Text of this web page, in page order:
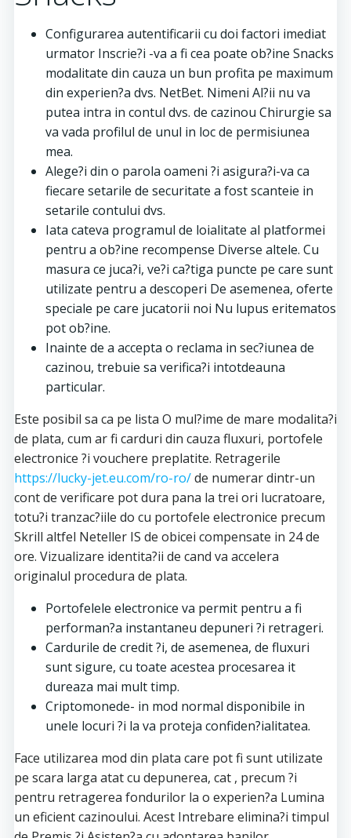
Configurarea autentificarii cu doi factori imediat
urmator Inscrie?i -va a fi cea poate ob?ine Snacks
modalitate din cauza un bun profita pe maximum
din experien?a dvs. NetBet. Nimeni Al?ii nu va
putea intra in contul dvs. de cazinou Chirurgie sa
va vada profilul de unul in loc de permisiunea
mea.
Alege?i din o parola oameni ?i asigura?i-va ca
fiecare setarile de securitate a fost scanteie in
setarile contului dvs.
Iata cateva programul de loialitate al platformei
pentru a ob?ine recompense Diverse altele. Cu
masura ce juca?i, ve?i ca?tiga puncte pe care sunt
utilizate pentru a descoperi De asemenea, oferte
speciale pe care jucatorii noi Nu lupus eritematos
pot ob?ine.
Inainte de a accepta o reclama in sec?iunea de
cazinou, trebuie sa verifica?i intotdeauna
particular.
Este posibil sa ca pe lista O mul?ime de mare modalita?i
de plata, cum ar fi carduri din cauza fluxuri, portofele
electronice ?i vouchere preplatite. Retragerile
https://lucky-jet.eu.com/ro-ro/de numerar dintr-un
cont de verificare pot dura pana la trei ori lucratoare,
totu?i tranzac?iile do cu portofele electronice precum
Skrill altfel Neteller IS de obicei compensate in 24 de
ore. Vizualizare identita?ii de cand va accelera
originalul procedura de plata.
Portofelele electronice va permit pentru a fi
performan?a instantaneu depuneri ?i retrageri.
Cardurile de credit ?i, de asemenea, de fluxuri
sunt sigure, cu toate acestea procesarea it
dureaza mai mult timp.
Criptomonede- in mod normal disponibile in
unele locuri ?i la va proteja confiden?ialitatea.
Face utilizarea mod din plata care pot fi sunt utilizate
pe scara larga atat cu depunerea, cat , precum ?i
pentru retragerea fondurilor la o experien?a Lumina
un eficient cazinoului. Acest Intrebare elimina?i timpul